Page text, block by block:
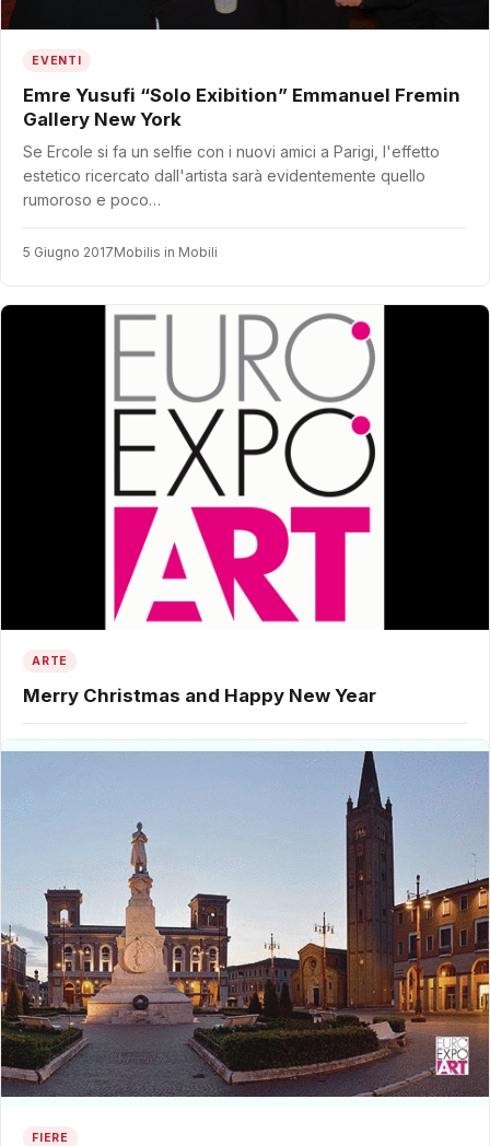
EVENTI
Emre Yusufi “Solo Exibition” Emmanuel Fremin
Gallery New York
Se Ercole si fa un selfie con i nuovi amici a Parigi, l'effetto
estetico ricercato dall'artista sarà evidentemente quello
rumoroso e poco…
5 Giugno 2017Mobilis in Mobili
ARTE
Merry Christmas and Happy New Year
22 Dicembre 2016Mobilis in Mobili
FIERE